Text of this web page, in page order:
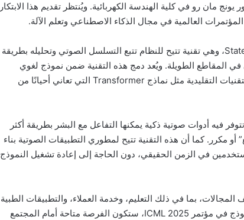
مان رو في كلية الهندسة الكهربائية. ويُنتظر تقديم هذا الابتكار
يعتمد النموذج على آلية جديدة تُعرف باسم State Space Model، وهي تقنية تتيح للنظام تتبع التسلسل الصوتي وتحليله بطريقة
في المقاطع الطويلة. ويُعد دمج هذه التقنية ضمن نموذج لغوي
صوتي خطوة غير مسبوقة، حيث يُعتقد أنها توفر بديلاً فعالًا للتقنيات التقليدية مثل نماذج Transformer التي تعاني أحيانًا من
فيه أدوات صوتية ذكية يمكنها التفاعل مع البشر بطريقة أكثر
مكرر. كما أن هذه التقنية تتيح لمطوري التطبيقات الصوتية بناء
في الزمن الحقيقي، دون الحاجة إلى إعادة تشغيل النموذج
بما في ذلك التعليم، وخدمة العملاء، والتطبيقات الطبية
والنفسية التي تعتمد على التفاعل الصوتي. وبتقديم هذا النموذج في مؤتمر ICML 2025، ستكون الفرصة متاحة أمام المجتمع